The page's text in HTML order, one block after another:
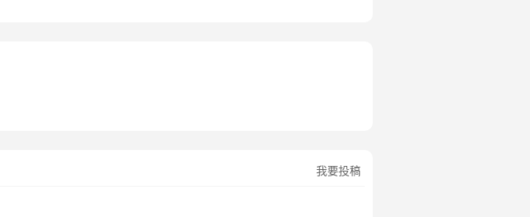
我要投稿